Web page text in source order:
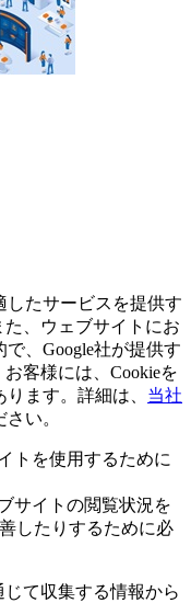
したサービスを提供す
た、ウェブサイトにお
、Google社が提供す
お客様には、Cookieを
ます。詳細は、 当社
い。
トを使用するために
サイトの閲覧状況を
したりするために必
て収集する情報から